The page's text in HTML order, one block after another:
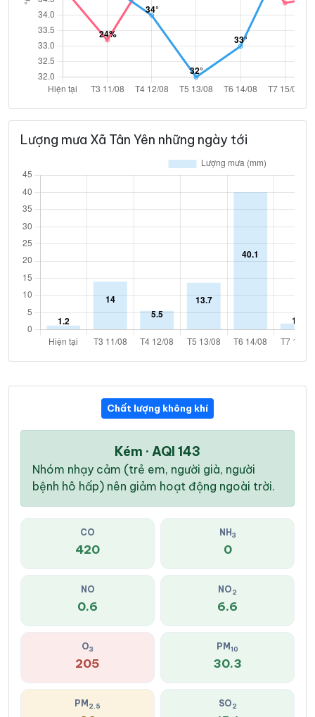
Lượng mưa Xã Tân Yên những ngày tới
Chất lượng không khí
Kém · AQI 143
Nhóm nhạy cảm (trẻ em, người già, người
bệnh hô hấp) nên giảm hoạt động ngoài trời.
CO
420
NH 3
0
NO
0.6
NO2
6.6
O3
205
PM 10
30.3
PM 2.5 SO2